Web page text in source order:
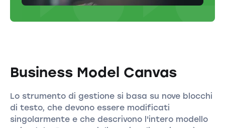
Business Model Canvas
Lo strumento di gestione si basa su nove blocchi
di testo, che devono essere modificati
singolarmente e che descrivono l'intero modello